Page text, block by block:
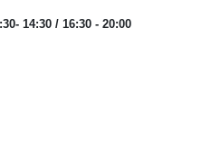
14:30 / 16:30 - 20:00